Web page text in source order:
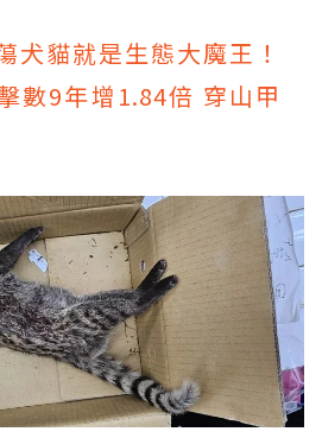
犬貓就是生態大魔王！
數9年增1.84倍 穿山甲